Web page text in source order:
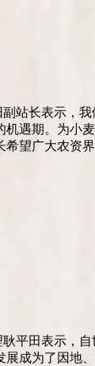
站长表示，
机遇期。为小
望广大农资
平田表示，
展成为了因地